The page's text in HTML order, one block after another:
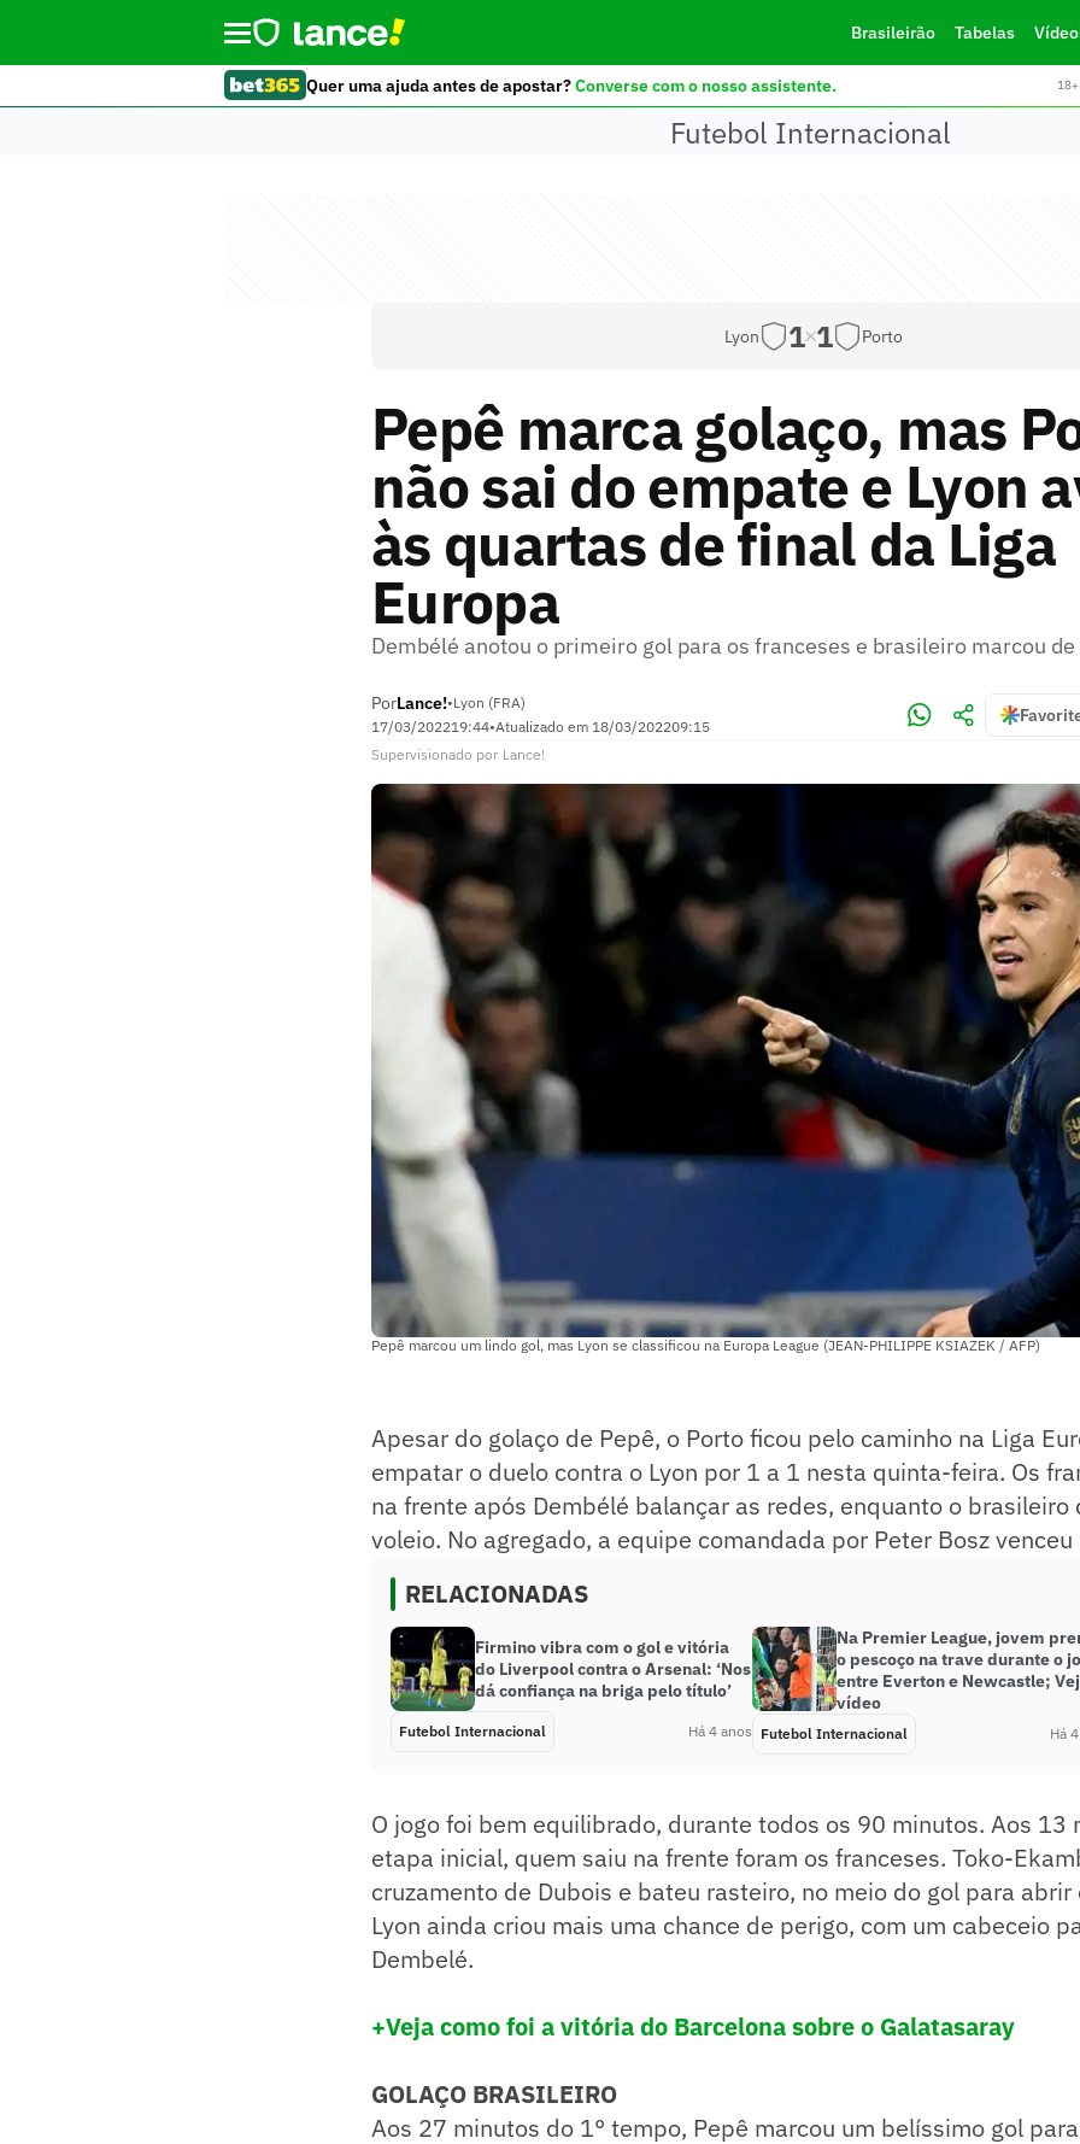
Brasileirão Tabelas
Quer uma ajuda antes de apostar?Converse com o nosso assistente.
Futebol Internacional
Lyon 1 1 Porto
Pepê marca golaço, mas
não sai do empate e Lyon
às quartas de final da Liga
Europa
Dembélé anotou o primeiro gol para os franceses e brasileiro marcou
PorLance!•Lyon (FRA)
17/03/202219:44•Atualizado em 18/03/202209:15
Supervisionado por Lance!
Pepê marcou um lindo gol, mas Lyon se classificou na Europa League (JEAN-PHILIPPE KSIAZEK / AFP)
Apesar do golaço de Pepê, o Porto ficou pelo caminho na Liga
empatar o duelo contra o Lyon por 1 a 1 nesta quinta-feira. Os
na frente após Dembélé balançar as redes, enquanto o brasileiro
voleio. No agregado, a equipe comandada por Peter Bosz
RELACIONADAS
Firmino vibra com o gol e vitória
do Liverpool contra o Arsenal: ‘Nos
dá confiança na briga pelo título’
Futebol Internacional Há 4 anos
Na Premier League, jovem
o pescoço na trave durante o
entre Everton e Newcastle;
vídeo
Futebol Internacional Há
O jogo foi bem equilibrado, durante todos os 90 minutos. Aos 13
etapa inicial, quem saiu na frente foram os franceses. Toko-
cruzamento de Dubois e bateu rasteiro, no meio do gol para abrir
Lyon ainda criou mais uma chance de perigo, com um cabeceio
Dembelé.
+Veja como foi a vitória do Barcelona sobre o Galatasaray
GOLAÇO BRASILEIRO
Aos 27 minutos do 1° tempo, Pepê marcou um belíssimo gol